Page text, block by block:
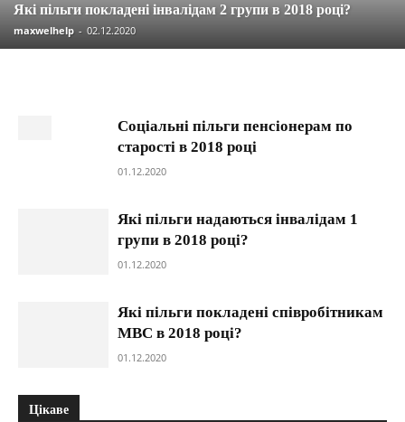
Які пільги покладені інвалідам 2 групи в 2018 році?
maxwelhelp - 02.12.2020
Соціальні пільги пенсіонерам по
старості в 2018 році
01.12.2020
Які пільги надаються інвалідам 1
групи в 2018 році?
01.12.2020
Які пільги покладені співробітникам
МВС в 2018 році?
01.12.2020
Цікаве